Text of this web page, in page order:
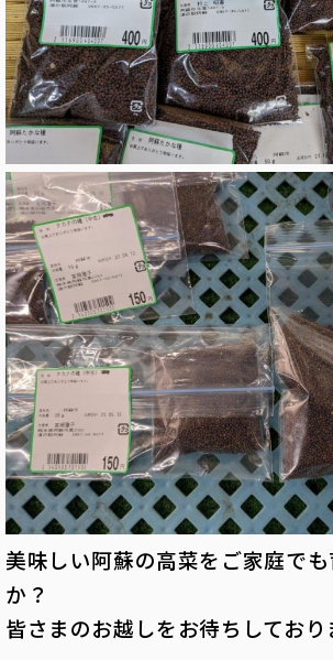
美味しい阿蘇の高菜をご家庭で
か？
皆さまのお越しをお待ちしており